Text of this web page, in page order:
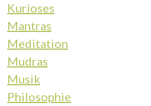
Kurioses
Mantras
Meditation
Mudras
Musik
Philosophie